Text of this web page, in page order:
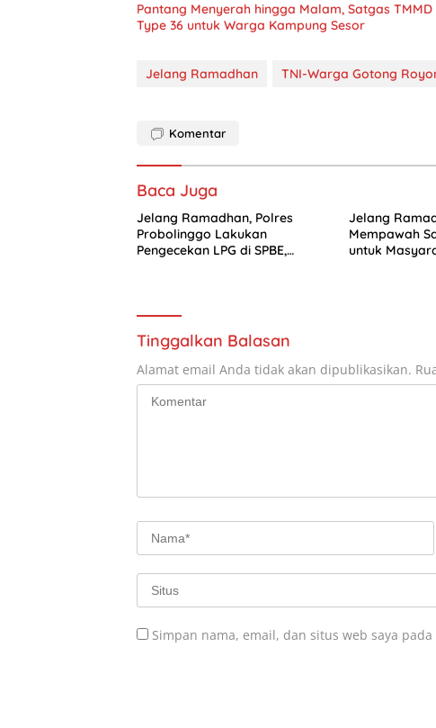
Pantang Menyerah hingga Malam, Satgas
Type 36 untuk Warga Kampung Sesor
Jelang Ramadhan TNI-Warga Gotong
Komentar
Baca Juga
Jelang Ramadhan, Polres
Probolinggo Lakukan
Pengecekan LPG di SPBE,
Jelang
Mempawah
untuk
Tinggalkan Balasan
Alamat email Anda tidak akan dipublikasikan.
Simpan nama, email, dan situs web saya